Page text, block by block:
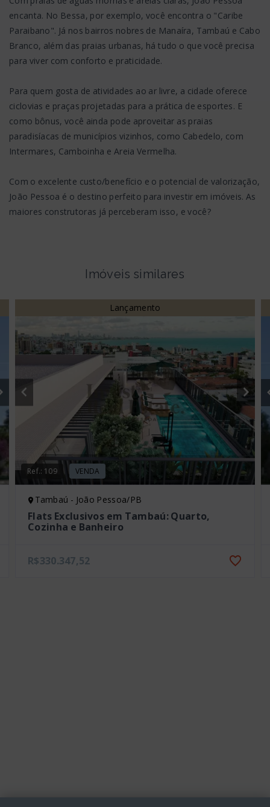
encanta. No Bessa, por exemplo, você encontra o "Caribe
Paraibano". Já nos bairros nobres de Manaíra, Tambaú e Cabo
Branco, além das praias urbanas, há tudo o que você precisa
para viver com conforto e praticidade.
Para quem gosta de atividades ao ar livre, a cidade oferece
ciclovias e praças projetadas para a prática de esportes. E
como bônus, você ainda pode aproveitar as praias
paradisíacas de municípios vizinhos, como Cabedelo, com
Intermares, Camboinha e Areia Vermelha.
Com o excelente custo/benefício e o potencial de valorização,
João Pessoa é o destino perfeito para investir em imóveis. As
maiores construtoras já perceberam isso, e você?
Imóveis similares
Lançamento
Ref.: 109 VENDA
Tambaú - João Pessoa/PB
Flats Exclusivos em Tambaú: Quarto,
Cozinha e Banheiro
R$330.347,52